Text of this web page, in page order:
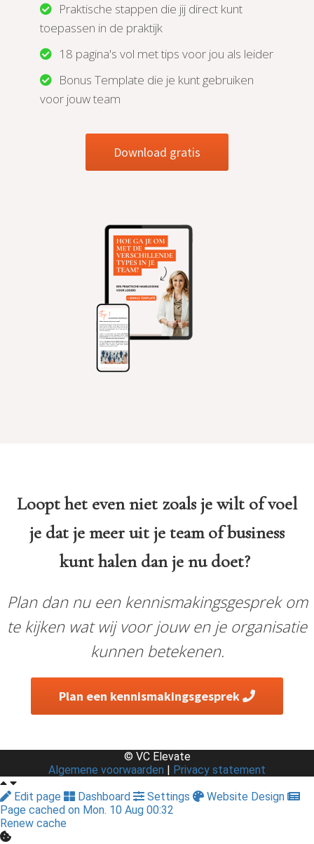
Praktische stappen die jij direct kunt
toepassen in de praktijk
18 pagina's vol met tips voor jou als leider
Bonus Template die je kunt gebruiken
voor jouw team
Download gratis
Loopt het even niet zoals je wilt of voel
je dat je meer uit je team of business
kunt halen dan je nu doet?
Plan dan nu een kennismakingsgesprek om
te kijken wat wij voor jouw en je organisatie
kunnen betekenen.
Plan een kennismakingsgesprek
© VC Elevate
Algemene voorwaarden | Privacy statement
Edit page
Dashboard Settings
Website Design
Page cached on Mon. 10 Aug 00:32
Renew cache